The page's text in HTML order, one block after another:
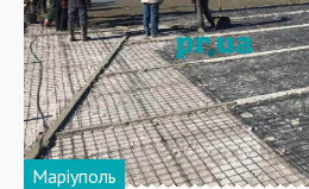
Маріуполь